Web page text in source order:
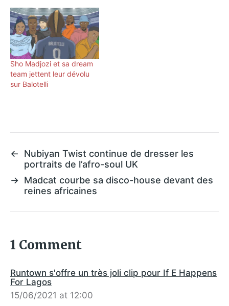
Sho Madjozi et sa dream
team jettent leur dévolu
sur Balotelli
←
Nubiyan Twist continue de dresser les
portraits de l’afro-soul UK
→ Madcat courbe sa disco-house devant des
reines africaines
1 Comment
Runtown s'offre un très joli clip pour If E Happens
For Lagos
15/06/2021 at 12:00